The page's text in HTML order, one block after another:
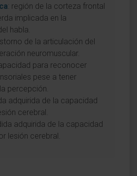
: región de la corteza frontal
implicada en la
habla.
de la articulación del
neuromuscular.
para reconocer
pese a tener
percepción.
adquirida de la capacidad
cerebral.
adquirida de la capacidad
lesión cerebral.